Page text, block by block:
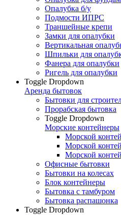
Опалубка б/у
Подмости ИПРС
Траншейные крепи
Замки для опалубки
Вертикальная
Шпильки для
Фанера для опалубки
Ригель для опалубки
Toggle Dropdown
Аренда бытовок
Бытовки для
Прорабская бытовка
Toggle Dropdown
Морские контейнеры
Морской
Морской
Морской
Офисные бытовки
Бытовки на колесах
Блок контейнеры
Бытовка с тамбуром
Бытовка распашонка
Toggle Dropdown